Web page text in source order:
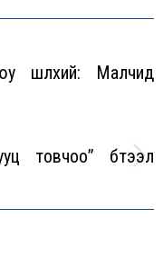
шүлхий: Малчид
товчоо” бүтээл